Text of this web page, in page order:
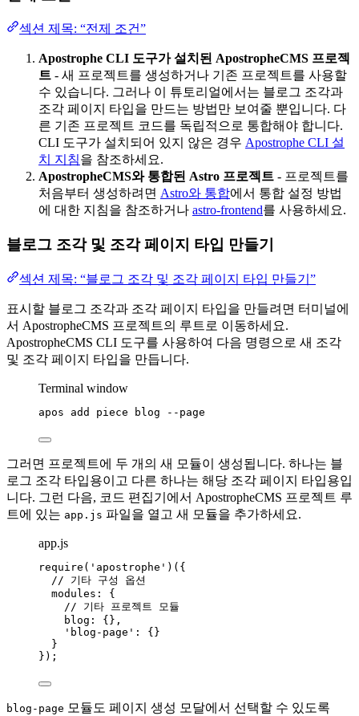
섹션 제목: “전제 조건”
Apostrophe CLI 도구가 설치된 ApostropheCMS 프로젝
트 - 새 프로젝트를 생성하거나 기존 프로젝트를 사용할
수 있습니다. 그러나 이 튜토리얼에서는 블로그 조각과
조각 페이지 타입을 만드는 방법만 보여줄 뿐입니다. 다
른 기존 프로젝트 코드를 독립적으로 통합해야 합니다.
CLI 도구가 설치되어 있지 않은 경우 Apostrophe CLI 설
치 지침을 참조하세요.
ApostropheCMS와 통합된 Astro 프로젝트 - 프로젝트를
처음부터 생성하려면 Astro와 통합에서 통합 설정 방법
에 대한 지침을 참조하거나 astro-frontend를 사용하세요.
블로그 조각 및 조각 페이지 타입 만들기
섹션 제목: “블로그 조각 및 조각 페이지 타입 만들기”
표시할 블로그 조각과 조각 페이지 타입을 만들려면 터미널에
서 ApostropheCMS 프로젝트의 루트로 이동하세요.
ApostropheCMS CLI 도구를 사용하여 다음 명령으로 새 조각
및 조각 페이지 타입을 만듭니다.
Terminal window
apos add piece blog --page
그러면 프로젝트에 두 개의 새 모듈이 생성됩니다. 하나는 블
로그 조각 타입용이고 다른 하나는 해당 조각 페이지 타입용입
니다. 그런 다음, 코드 편집기에서 ApostropheCMS 프로젝트 루
트에 있는 app.js 파일을 열고 새 모듈을 추가하세요.
app.js
require ( ' apostrophe ' )({
// 기타 구성 옵션
modules: {
// 기타 프로젝트 모듈
blog: {},
' blog-page ' : {}
}
});
blog-page 모듈도 페이지 생성 모달에서 선택할 수 있도록